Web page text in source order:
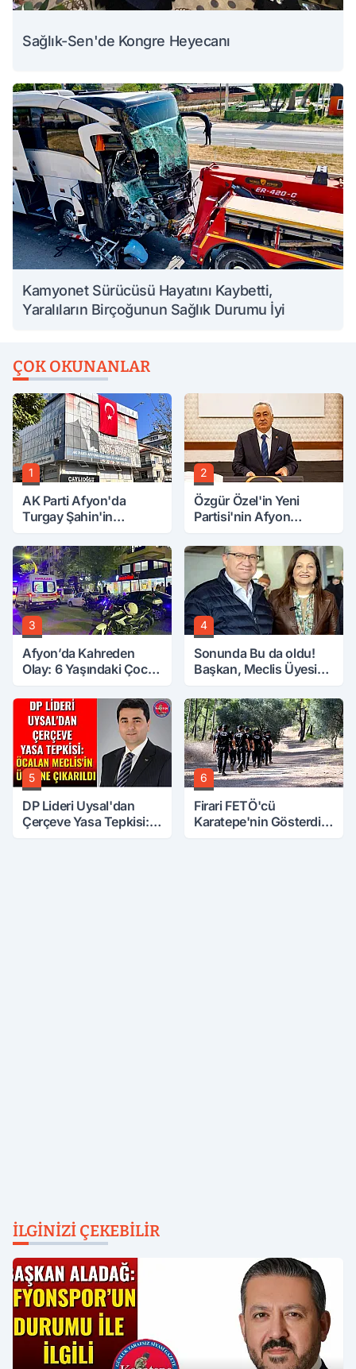
Sağlık-Sen'de Kongre Heyecanı
Kamyonet Sürücüsü Hayatını Kaybetti,
Yaralıların Birçoğunun Sağlık Durumu İyi
ÇOK OKUNANLAR
1
AK Parti Afyon'da
Turgay Şahin'in
2
Özgür Özel'in Yeni
Partisi'nin Afyon
3
Afyon’da Kahreden
Olay: 6 Yaşındaki Çocuk
4
Sonunda Bu da oldu!
Başkan, Meclis Üyesini
Attırdı
5
DP Lideri Uysal'dan
Çerçeve Yasa Tepkisi:
6
Firari FETÖ'cü
Karatepe'nin Gösterdiği
İLGINIZI ÇEKEBILIR